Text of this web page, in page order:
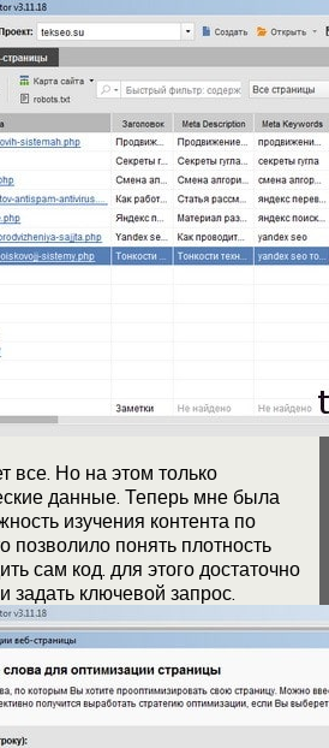
все. Но на этом только
данные. Теперь мне была
изучения контента по
позволило понять плотность
сам код. для этого достаточно
задать ключевой запрос.